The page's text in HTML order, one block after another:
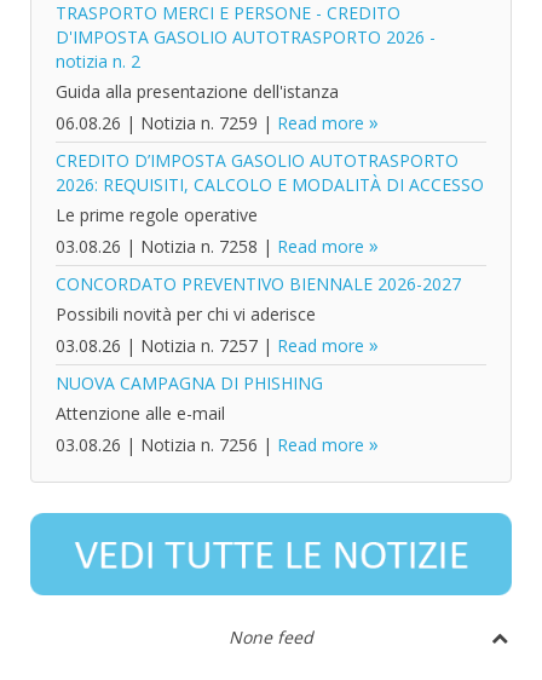
TRASPORTO MERCI E PERSONE - CREDITO
D'IMPOSTA GASOLIO AUTOTRASPORTO 2026 -
notizia n. 2
Guida alla presentazione dell'istanza
06.08.26 | Notizia n. 7259 | Read more
CREDITO D’IMPOSTA GASOLIO AUTOTRASPORTO
2026: REQUISITI, CALCOLO E MODALITÀ DI ACCESSO
Le prime regole operative
03.08.26 | Notizia n. 7258 | Read more
CONCORDATO PREVENTIVO BIENNALE 2026-2027
Possibili novità per chi vi aderisce
03.08.26 | Notizia n. 7257 | Read more
NUOVA CAMPAGNA DI PHISHING
Attenzione alle e-mail
03.08.26 | Notizia n. 7256 | Read more
None feed